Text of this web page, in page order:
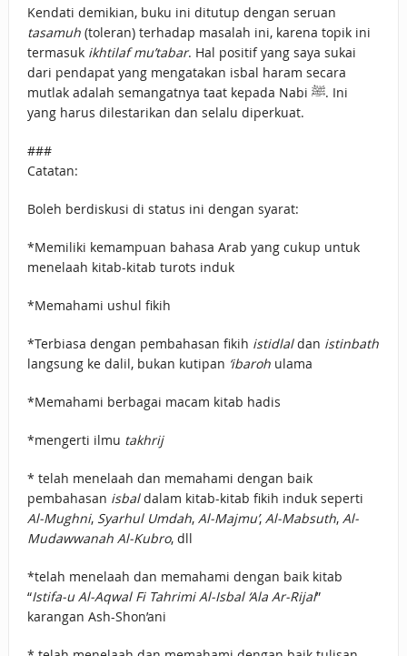
Kendati demikian, buku ini ditutup dengan seruan
tasamuh (toleran) terhadap masalah ini, karena topik ini
termasuk ikhtilaf mu’tabar. Hal positif yang saya sukai
dari pendapat yang mengatakan isbal haram secara
mutlak adalah semangatnya taat kepada Nabi ﷺ. Ini
yang harus dilestarikan dan selalu diperkuat.
###
Catatan:
Boleh berdiskusi di status ini dengan syarat:
*Memiliki kemampuan bahasa Arab yang cukup untuk
menelaah kitab-kitab turots induk
*Memahami ushul fikih
*Terbiasa dengan pembahasan fikih istidlaldan istinbath
langsung ke dalil, bukan kutipan ‘ibarohulama
*Memahami berbagai macam kitab hadis
*mengerti ilmu takhrij
* telah menelaah dan memahami dengan baik
pembahasan isbaldalam kitab-kitab fikih induk seperti
Al-Mughni, Syarhul Umdah, Al-Majmu’, Al-Mabsuth, Al-
Mudawwanah Al-Kubro, dll
*telah menelaah dan memahami dengan baik kitab
“Istifa-u Al-Aqwal Fi Tahrimi Al-Isbal ‘Ala Ar-Rijal”
karangan Ash-Shon’ani